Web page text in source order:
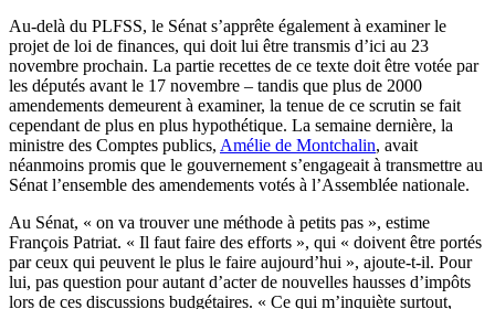
Au-delà du PLFSS, le Sénat s’apprête également à examiner le
projet de loi de finances, qui doit lui être transmis d’ici au 23
novembre prochain. La partie recettes de ce texte doit être votée par
les députés avant le 17 novembre – tandis que plus de 2000
amendements demeurent à examiner, la tenue de ce scrutin se fait
cependant de plus en plus hypothétique. La semaine dernière, la
ministre des Comptes publics, Amélie de Montchalin, avait
néanmoins promis que le gouvernement s’engageait à transmettre au
Sénat l’ensemble des amendements votés à l’Assemblée nationale.
Au Sénat, « on va trouver une méthode à petits pas », estime
François Patriat. « Il faut faire des efforts », qui « doivent être portés
par ceux qui peuvent le plus le faire aujourd’hui », ajoute-t-il. Pour
lui, pas question pour autant d’acter de nouvelles hausses d’impôts
lors de ces discussions budgétaires. « Ce qui m’inquiète surtout,